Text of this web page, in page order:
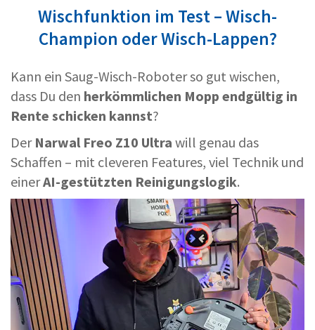
Wischfunktion im Test – Wisch-
Champion oder Wisch-Lappen?
Kann ein Saug-Wisch-Roboter so gut wischen,
dass Du den herkömmlichen Mopp endgültig in
Rente schicken kannst?
Der Narwal Freo Z10 Ultra will genau das
Schaffen – mit cleveren Features, viel Technik und
einerAI-gestützten Reinigungslogik.